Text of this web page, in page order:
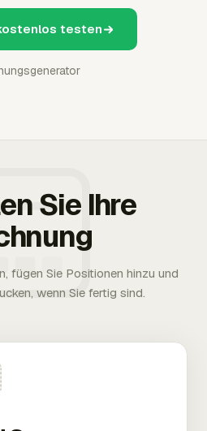
testen
Sie Ihre
fügen Sie Positionen hinzu und
wenn Sie fertig sind.